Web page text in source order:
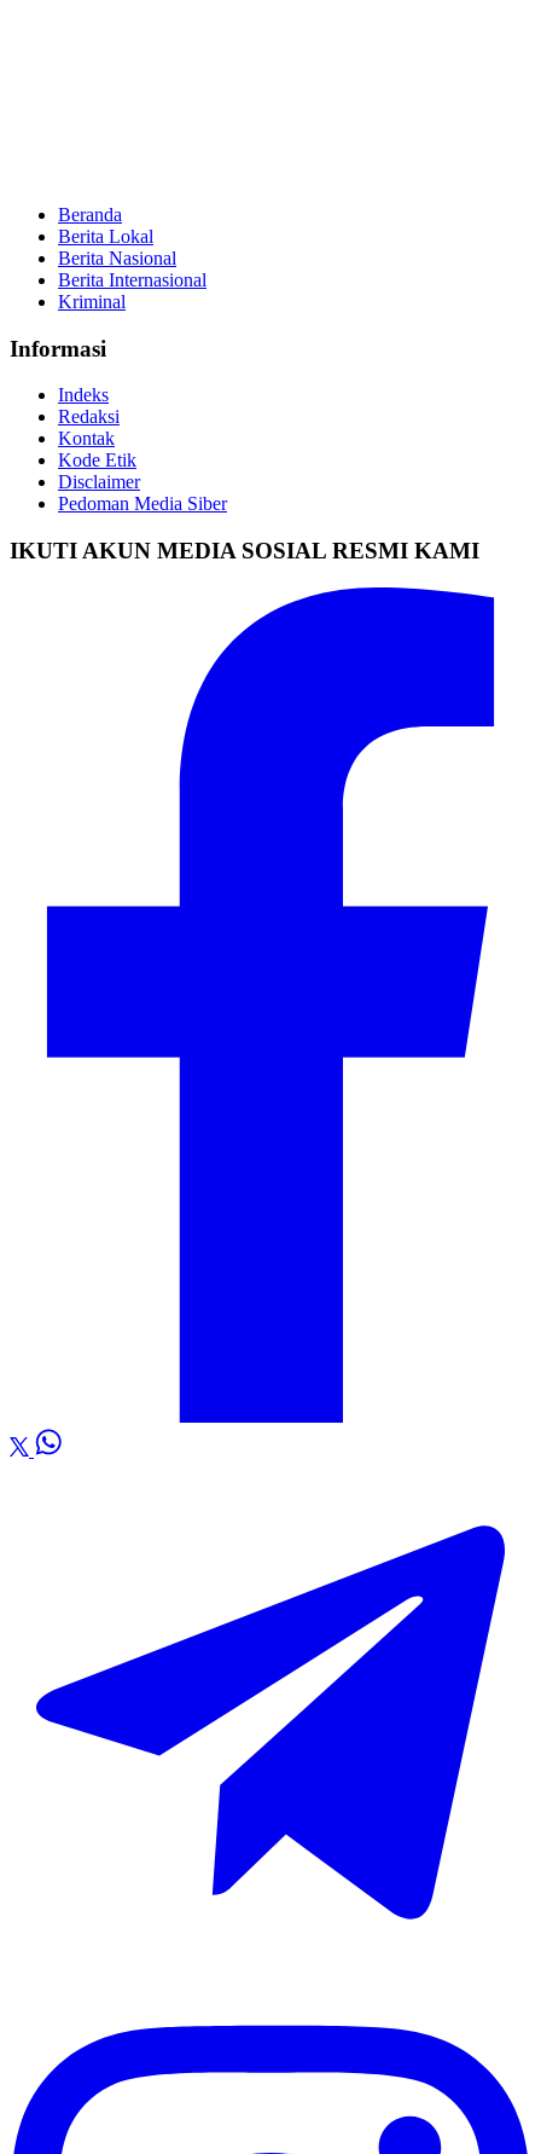
Beranda
Berita Lokal
Berita Nasional
Berita Internasional
Kriminal
Informasi
Indeks
Redaksi
Kontak
Kode Etik
Disclaimer
Pedoman Media Siber
IKUTI AKUN MEDIA SOSIAL RESMI KAMI